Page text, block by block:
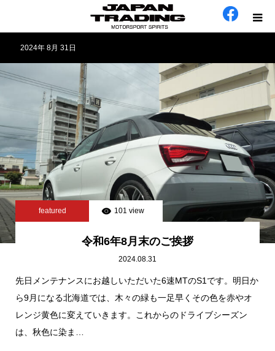
2024年 8月 31日
featured 101 view
令和6年8月末のご挨拶
2024.08.31
先日メンテナンスにお越しいただいた6速MTのS1です。明日か
ら9月になる北海道では、木々の緑も一足早くその色を赤やオ
レンジ黄色に変えていきます。これからのドライブシーズン
は、秋色に染ま…
ホーム
在庫車
会社概要
カテゴリー
工場日誌